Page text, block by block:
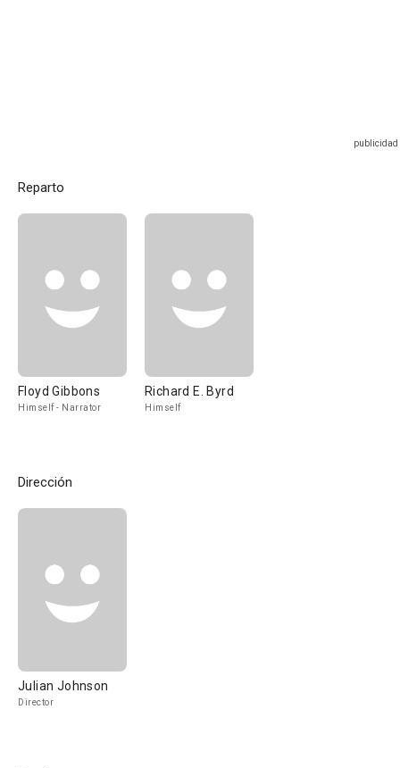
Reparto
Floyd Gibbons
Himself - Narrator
Richard E. Byrd
Himself
Dirección
Julian Johnson
Director